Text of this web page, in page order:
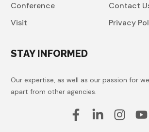
Conference
Visit
Contact
Privacy
STAY INFORMED
Our expertise, as well as our passion for
apart from other agencies.